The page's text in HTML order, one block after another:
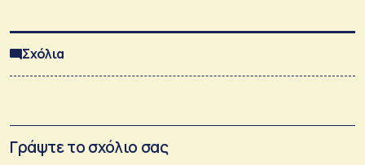
Σχόλια
Γράψτε το σχόλιο σας